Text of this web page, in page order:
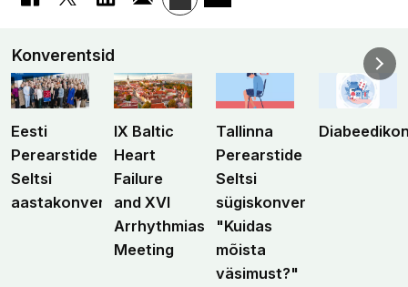
Konverentsid
Eesti
Perearstide
Seltsi
aastakonverents
IX Baltic
Heart
Failure
and XVI
Arrhythmias
Meeting
Tallinna
Perearstide
Seltsi
sügiskonverents
"Kuidas
mõista
väsimust?"